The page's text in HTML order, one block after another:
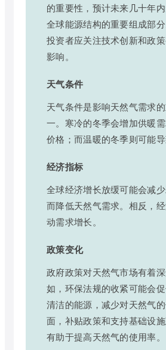
的重要性，预计未来几十年
全球能源结构的重要组成部
投资者应关注技术创新和政
影响。
天气条件
天气条件是影响天然气需求
一。寒冷的冬季会增加供暖
价格；而温暖的冬季则可能导
经济指标
全球经济增长放缓可能会减
而降低天然气需求。相反，
动需求增长。
政策变化
政府政策对天然气市场有着
如，环保法规的收紧可能会
清洁的能源，减少对天然气
面，补贴政策和支持基础设
有助于提高天然气的使用率。